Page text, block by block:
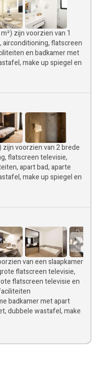
zijn voorzien van 1
flatscreen
en badkamer met
make up spiegel en
zijn voorzien van 2 brede
flatscreen televisie,
apart bad, aparte
make up spiegel en
van een slaapkamer
flatscreen televisie,
flatscreen televisie en
badkamer met apart
dubbele wastafel, make